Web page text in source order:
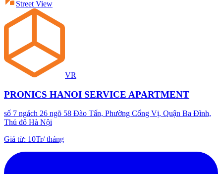
Street View
VR
PRONICS HANOI SERVICE APARTMENT
số 7 ngách 26 ngõ 58 Đào Tấn, Phường Cống Vị, Quận Ba Đình,
Thủ đô Hà Nội
Giá từ: 10Tr/tháng